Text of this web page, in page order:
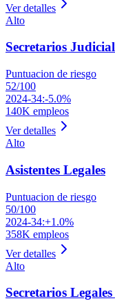
Ver detalles
Alto
Secretarios
Puntuacion de riesgo
52/100
2024-34:-5.0%
140K empleos
Ver detalles
Alto
Asistentes Legales
Puntuacion de riesgo
50/100
2024-34:+1.0%
358K empleos
Ver detalles
Alto
Secretarios